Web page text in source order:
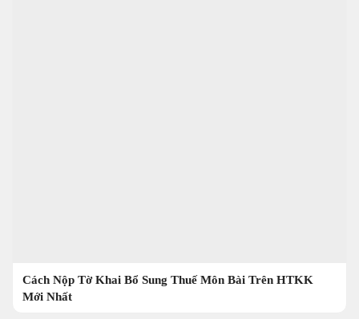
Cách Nộp Tờ Khai Bổ Sung Thuế Môn Bài Trên HTKK
Mới Nhất